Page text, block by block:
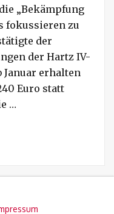
„Bekämpfung
fokussieren zu
der
der Hartz IV-
Januar erhalten
Euro statt
…